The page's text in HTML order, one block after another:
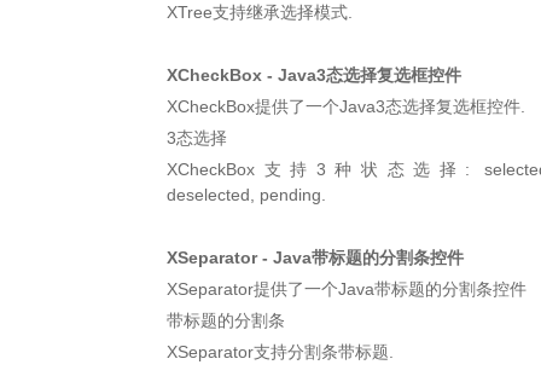
XTree支持继承选择模式.
XCheckBox - Java3态选择复选框控件
XCheckBox提供了一个Java3态选择复选框控件.
3态选择
XCheckBox支持3种状态选择:
deselected, pending.
XSeparator - Java带标题的分割条控件
XSeparator提供了一个Java带标题的分割条控件
带标题的分割条
XSeparator支持分割条带标题.